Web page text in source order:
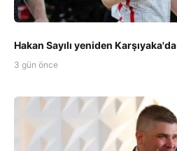
Hakan Sayılı yeniden Karşıyaka'da
3 gün önce